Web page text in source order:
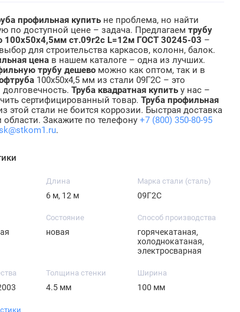
профильная купить не проблема, но найти
по доступной цене – задача. Предлагаемтрубу
100х50х4,5мм ст.09г2с L=12м ГОСТ 30245-03 –
для строительства каркасов, колонн, балок.
цена в нашем каталоге – одна из лучших.
трубу дешево можно как оптом, так и в
100х50х4,5 мм из стали 09Г2С – это
долговечность.Труба квадратная купить у нас –
сертифицированный товар.Труба профильная
этой стали не боится коррозии. Быстрая доставка
Закажите по телефону+7 (800) 350-80-95
.
Длина
6 м, 12 м
Марка стали (сталь)
09Г2С
Состояние
новая
Способ производства
горячекатаная,
холоднокатаная,
электросварная
Толщина стенки
4.5 мм
Ширина
100 мм